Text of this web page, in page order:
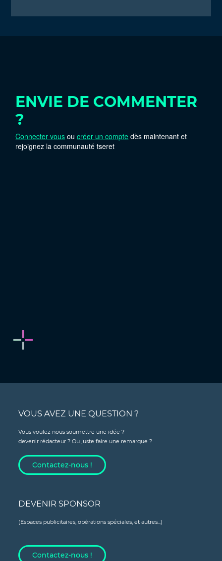
ENVIE DE COMMENTER
?
Connecter vous oucréer un compte dès maintenant et
rejoignez la communauté tseret
VOUS AVEZ UNE QUESTION ?
Vous voulez nous soumettre une idée ?
devenir rédacteur ? Ou juste faire une remarque ?
Contactez-nous !
DEVENIR SPONSOR
(Espaces publicitaires, opérations spéciales, et autres...)
Contactez-nous !